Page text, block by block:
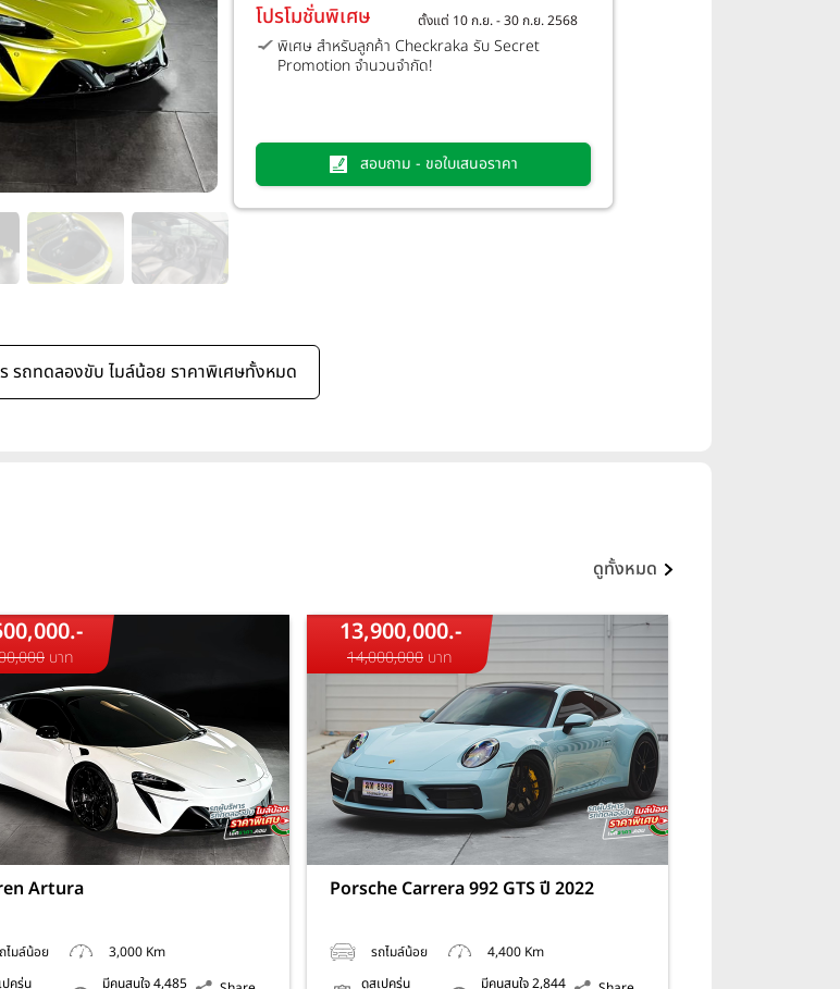
โปรโมชั่นพิเศษ ตั้งแต่ 10 ก.ย. - 30 ก.ย. 2568
พิเศษ สำหรับลูกค้า Checkraka รับ Secret
Promotion จำนวนจำกัด!
สอบถาม - ขอใบเสนอราคา
รถทดลองขับ ไมล์น้อย ราคาพิเศษทั้งหมด
ดูทั้งหมด
บาท
Artura
ไมล์น้อย
3,000 Km
ปครุ่น
มีคนสนใจ 4,485
13,900,000.-
14,000,000 บาท
Porsche Carrera 992 GTS ปี 2022
รถไมล์น้อย
4,400 Km
ดูสเปครุ่น
มีคนสนใจ 2,844